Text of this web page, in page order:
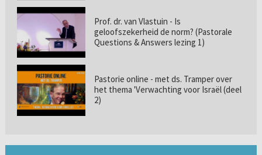
Prof. dr. van Vlastuin - Is
geloofszekerheid de norm? (Pastorale
Questions & Answers lezing 1)
Pastorie online - met ds. Tramper over
het thema 'Verwachting voor Israël (deel
2)